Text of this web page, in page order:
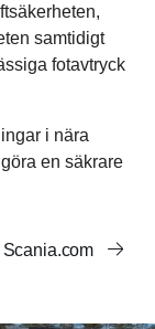
samtidigt
fotavtryck
i nära
en säkrare
Scania.com